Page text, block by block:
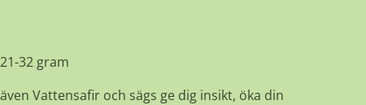
32 gram
Vattensafir och sägs ge dig insikt, öka din